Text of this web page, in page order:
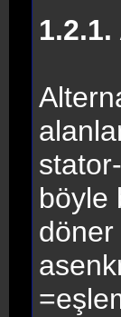
böyle
döner